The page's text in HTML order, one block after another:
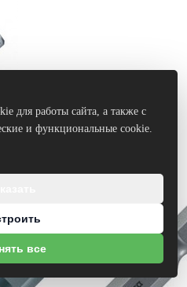
для работы сайта, а также с
и функциональные cookie.
все